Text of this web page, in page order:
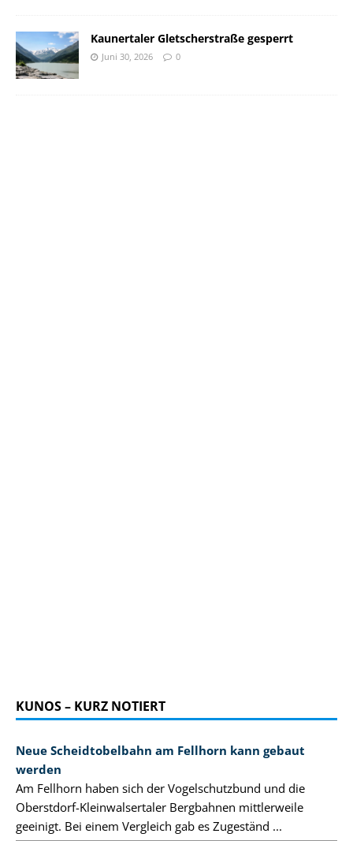
Kaunertaler Gletscherstraße gesperrt
Juni 30, 2026 0
KUNOS – KURZ NOTIERT
Neue Scheidtobelbahn am Fellhorn kann gebaut
werden
Am Fellhorn haben sich der Vogelschutzbund und die
Oberstdorf-Kleinwalsertaler Bergbahnen mittlerweile
geeinigt. Bei einem Vergleich gab es Zugeständ ...